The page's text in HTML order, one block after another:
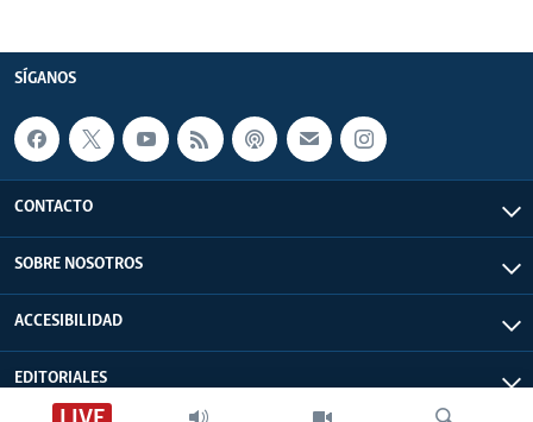
SÍGANOS
CONTACTO
SOBRE NOSOTROS
ACCESIBILIDAD
EDITORIALES